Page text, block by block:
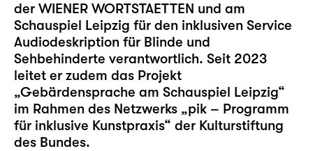
der WIENER WORTSTAETTEN und am
Schauspiel Leipzig für den inklusiven Service
Audiodeskription für Blinde und
Sehbehinderte verantwortlich. Seit 2023
leitet er zudem das Projekt
„Gebärdensprache am Schauspiel Leipzig“
im Rahmen des Netzwerks „pik – Programm
für inklusive Kunstpraxis“ der Kulturstiftung
des Bundes.